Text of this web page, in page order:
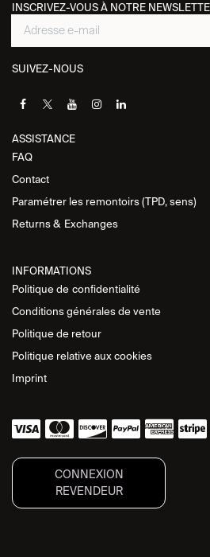
INSCRIVEZ-VOUS À NOTRE
SUIVEZ-NOUS
ASSISTANCE​
FAQ
Contact
Paramétrer les remontoirs (TPD, sens)
Returns & Exchanges
INFORMATIONS
Politique de confidentialité
Conditions générales de vente
Politique de retour
Politique relative aux cookies
Imprint
CONNEXION
REVENDEUR